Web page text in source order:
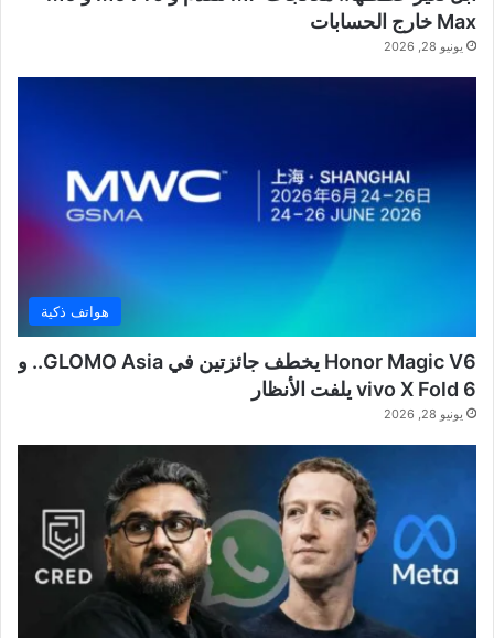
Max خارج الحسابات
يونيو 28, 2026
هواتف ذكية
Honor Magic V6 يخطف جائزتين في GLOMO Asia.. و
vivo X Fold 6 يلفت الأنظار
يونيو 28, 2026